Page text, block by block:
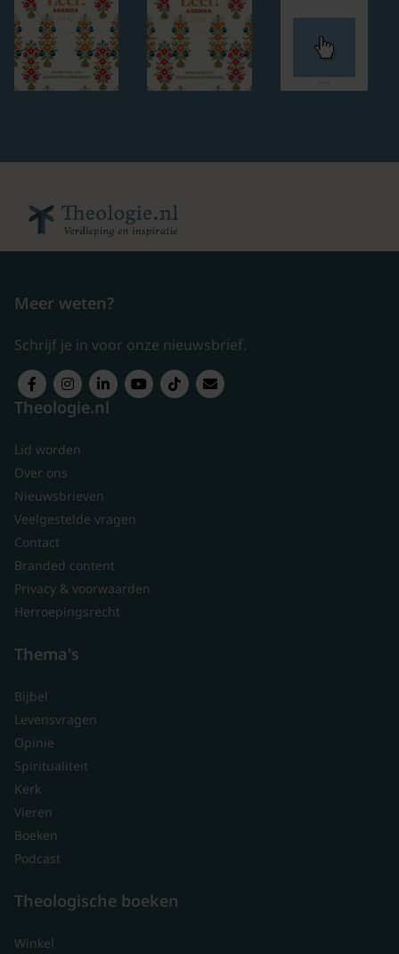
Meer weten?
Schrijf je in voor onze nieuwsbrief.
Theologie.nl
Lid worden
Over ons
Nieuwsbrieven
Veelgestelde vragen
Contact
Branded content
Privacy & voorwaarden
Herroepingsrecht
Thema's
Bijbel
Levensvragen
Opinie
Spiritualiteit
Kerk
Vieren
Boeken
Podcast
Theologische boeken
Winkel